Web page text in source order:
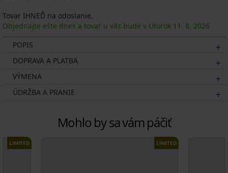
Tovar IHNEĎ na odoslanie.
Objednajte ešte dnes a tovar u vás bude v Utorok 11. 8. 2026
POPIS
DOPRAVA A PLATBA
VÝMENA
ÚDRŽBA A PRANIE
Mohlo by sa vám páčiť
LIMITED LIMITED